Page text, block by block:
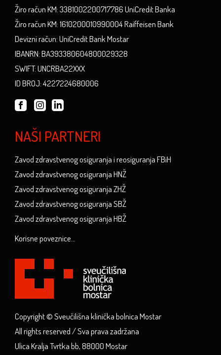
Žiro račun KM: 3381002200717786 UniCredit Banka
Žiro račun KM: 1610200010990004 Raiffeisen Bank
Devizni račun: UniCredit Bank Mostar
IBANRN: BA393380604800029328
SWIFT: UNCRBA22XXX
ID BROJ: 4227224680006
NAŠI PARTNERI
Zavod zdravstvenog osiguranja i reosiguranja FBiH
Zavod zdravstvenog osiguranja HNŽ
Zavod zdravstvenog osiguranja ZHŽ
Zavod zdravstvenog osiguranja SBŽ
Zavod zdravstvenog osiguranja HBŽ
Korisne poveznice...
Copyright © Sveučilišna klinička bolnica Mostar
All rights reserved / Sva prava zadržana
Ulica Kralja Tvrtka bb, 88000 Mostar